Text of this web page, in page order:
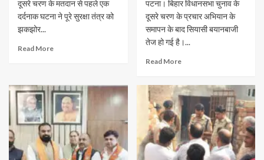
दूसरे चरण के मतदान से पहले एक
दर्दनाक घटना ने पूरे सुरक्षा तंत्र को
झकझोर...
Read More
पटना। बिहार विधानसभा चुनाव के
दूसरे चरण के प्रचार अभियान के
समापन के बाद सियासी बयानबाजी
तेज हो गई है।...
Read More